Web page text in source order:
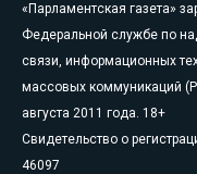
«Парламентская газета»
Федеральной службе по
связи, информационных
массовых коммуникаций
августа 2011 года. 18+
Свидетельство о
46097